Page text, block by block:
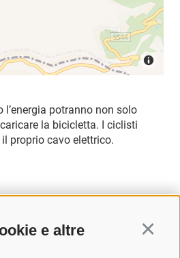
e altre
potranno non solo
la bicicletta. I ciclisti
proprio cavo elettrico.